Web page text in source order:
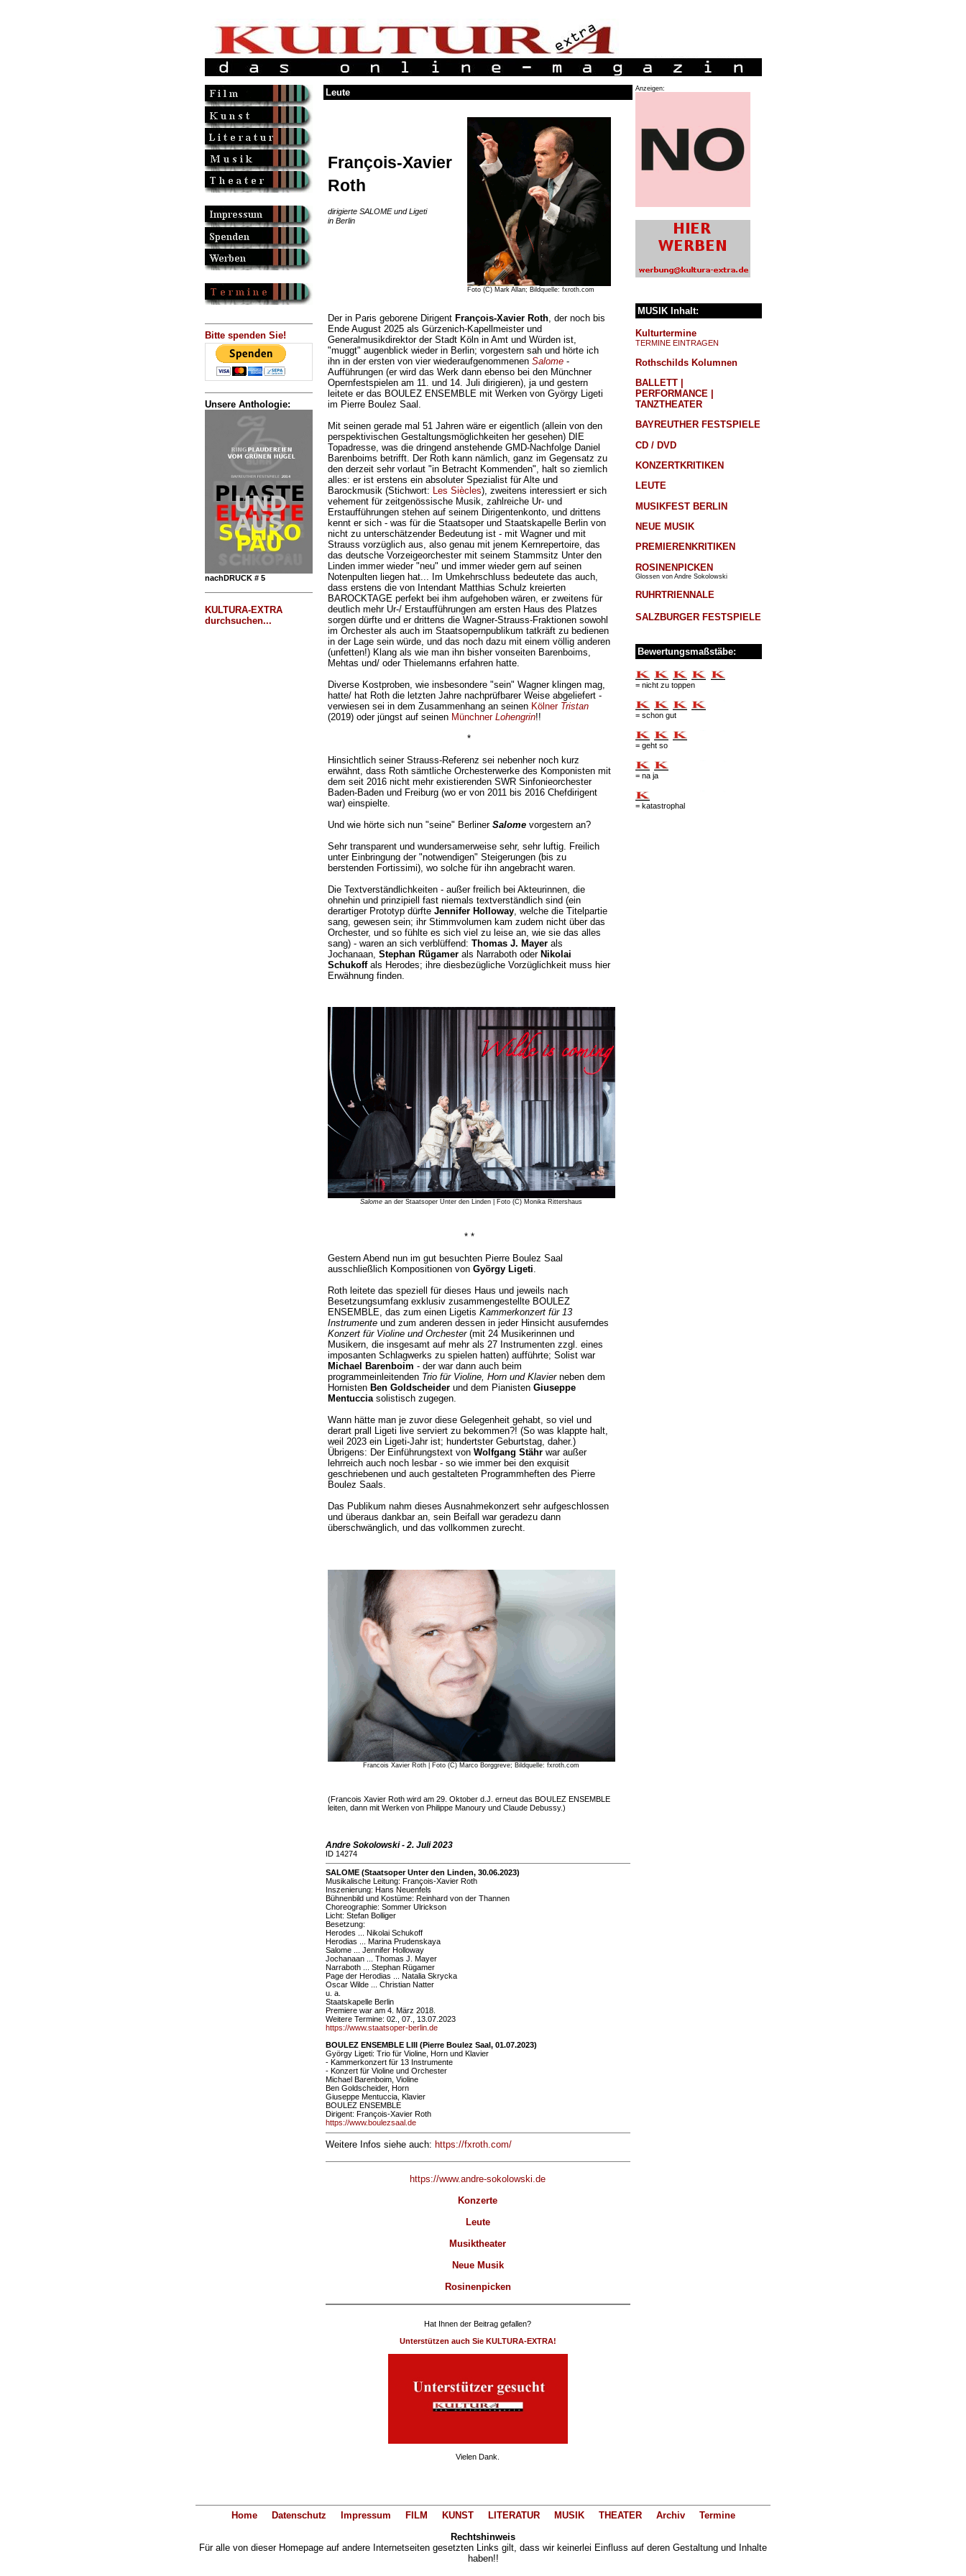
Bitte spenden Sie!
Unsere Anthologie:
nachDRUCK # 5
KULTURA-EXTRA
durchsuchen...
Leute
François-Xavier
Roth
dirigierte SALOME und Ligeti
in Berlin
Foto (C) Mark Allan; Bildquelle: fxroth.com
Der in Paris geborene Dirigent François-Xavier Roth, der noch bis
Ende August 2025 als Gürzenich-Kapellmeister und
Generalmusikdirektor der Stadt Köln in Amt und Würden ist,
"muggt" augenblick wieder in Berlin; vorgestern sah und hörte ich
ihn in der ersten von vier wiederaufgenommenen Salome-
Aufführungen (er wird das Werk dann ebenso bei den Münchner
Opernfestspielen am 11. und 14. Juli dirigieren), ja und gestern
leitete er das BOULEZ ENSEMBLE mit Werken von György Ligeti
im Pierre Boulez Saal.
Mit seinen gerade mal 51 Jahren wäre er eigentlich (allein von den
perspektivischen Gestaltungsmöglichkeiten her gesehen) DIE
Topadresse, was die dringend anstehende GMD-Nachfolge Daniel
Barenboims betrifft. Der Roth kann nämlich, ganz im Gegensatz zu
den derzeit sehr vorlaut "in Betracht Kommenden", halt so ziemlich
alles: er ist erstens ein absoluter Spezialist für Alte und
Barockmusik (Stichwort: Les Siècles), zweitens interessiert er sich
vehement für zeitgenössische Musik, zahlreiche Ur- und
Erstaufführungen stehen auf seinem Dirigentenkonto, und drittens
kennt er sich - was für die Staatsoper und Staatskapelle Berlin von
nicht zu unterschätzender Bedeutung ist - mit Wagner und mit
Strauss vorzüglich aus, also genau mit jenem Kernrepertoire, das
das deutsche Vorzeigeorchester mit seinem Stammsitz Unter den
Linden immer wieder "neu" und immer wieder gern auf seinen
Notenpulten liegen hat... Im Umkehrschluss bedeutete das auch,
dass erstens die von Intendant Matthias Schulz kreierten
BAROCKTAGE perfekt bei ihm aufgehoben wären, er zweitens für
deutlich mehr Ur-/ Erstaufführungen am ersten Haus des Platzes
sorgen dürfte und er drittens die Wagner-Strauss-Fraktionen sowohl
im Orchester als auch im Staatsopernpublikum tatkräft zu bedienen
in der Lage sein würde, und das noch dazu mit einem völlig anderen
(unfetten!) Klang als wie man ihn bisher vonseiten Barenboims,
Mehtas und/ oder Thielemanns erfahren hatte.
Diverse Kostproben, wie insbesondere "sein" Wagner klingen mag,
hatte/ hat Roth die letzten Jahre nachprüfbarer Weise abgeliefert -
verwiesen sei in dem Zusammenhang an seinen Kölner Tristan
(2019) oder jüngst auf seinen Münchner Lohengrin!!
*
Hinsichtlich seiner Strauss-Referenz sei nebenher noch kurz
erwähnt, dass Roth sämtliche Orchesterwerke des Komponisten mit
dem seit 2016 nicht mehr existierenden SWR Sinfonieorchester
Baden-Baden und Freiburg (wo er von 2011 bis 2016 Chefdirigent
war) einspielte.
Und wie hörte sich nun "seine" Berliner Salomevorgestern an?
Sehr transparent und wundersamerweise sehr, sehr luftig. Freilich
unter Einbringung der "notwendigen" Steigerungen (bis zu
berstenden Fortissimi), wo solche für ihn angebracht waren.
Die Textverständlichkeiten - außer freilich bei Akteurinnen, die
ohnehin und prinzipiell fast niemals textverständlich sind (ein
derartiger Prototyp dürfte Jennifer Holloway, welche die Titelpartie
sang, gewesen sein; ihr Stimmvolumen kam zudem nicht über das
Orchester, und so fühlte es sich viel zu leise an, wie sie das alles
sang) - waren an sich verblüffend: Thomas J. Mayerals
Jochanaan, Stephan Rügamerals Narraboth oder Nikolai
Schukoffals Herodes; ihre diesbezügliche Vorzüglichkeit muss hier
Erwähnung finden.
Salome an der Staatsoper Unter den Linden | Foto (C) Monika Rittershaus
* *
Gestern Abend nun im gut besuchten Pierre Boulez Saal
ausschließlich Kompositionen von György Ligeti.
Roth leitete das speziell für dieses Haus und jeweils nach
Besetzungsumfang exklusiv zusammengestellte BOULEZ
ENSEMBLE, das zum einen Ligetis Kammerkonzert für 13
Instrumenteund zum anderen dessen in jeder Hinsicht ausuferndes
Konzert für Violine und Orchester(mit 24 Musikerinnen und
Musikern, die insgesamt auf mehr als 27 Instrumenten zzgl. eines
imposanten Schlagwerks zu spielen hatten) aufführte; Solist war
Michael Barenboim - der war dann auch beim
programmeinleitenden Trio für Violine, Horn und Klavierneben dem
Hornisten Ben Goldscheiderund dem Pianisten Giuseppe
Mentucciasolistisch zugegen.
Wann hätte man je zuvor diese Gelegenheit gehabt, so viel und
derart prall Ligeti live serviert zu bekommen?! (So was klappte halt,
weil 2023 ein Ligeti-Jahr ist; hundertster Geburtstag, daher.)
Übrigens: Der Einführungstext von Wolfgang Stährwar außer
lehrreich auch noch lesbar - so wie immer bei den exquisit
geschriebenen und auch gestalteten Programmheften des Pierre
Boulez Saals.
Das Publikum nahm dieses Ausnahmekonzert sehr aufgeschlossen
und überaus dankbar an, sein Beifall war geradezu dann
überschwänglich, und das vollkommen zurecht.
Francois Xavier Roth | Foto (C) Marco Borggreve; Bildquelle: fxroth.com
(Francois Xavier Roth wird am 29. Oktober d.J. erneut das BOULEZ ENSEMBLE
leiten, dann mit Werken von Philippe Manoury und Claude Debussy.)
Andre Sokolowski - 2. Juli 2023
ID 14274
SALOME (Staatsoper Unter den Linden, 30.06.2023)
Musikalische Leitung: François-Xavier Roth
Inszenierung: Hans Neuenfels
Bühnenbild und Kostüme: Reinhard von der Thannen
Choreographie: Sommer Ulrickson
Licht: Stefan Bolliger
Besetzung:
Herodes ... Nikolai Schukoff
Herodias ... Marina Prudenskaya
Salome ... Jennifer Holloway
Jochanaan ... Thomas J. Mayer
Narraboth ... Stephan Rügamer
Page der Herodias ... Natalia Skrycka
Oscar Wilde ... Christian Natter
u. a.
Staatskapelle Berlin
Premiere war am 4. März 2018.
Weitere Termine: 02., 07., 13.07.2023
https://www.staatsoper-berlin.de
BOULEZ ENSEMBLE LIII (Pierre Boulez Saal, 01.07.2023)
György Ligeti: Trio für Violine, Horn und Klavier
- Kammerkonzert für 13 Instrumente
- Konzert für Violine und Orchester
Michael Barenboim, Violine
Ben Goldscheider, Horn
Giuseppe Mentuccia, Klavier
BOULEZ ENSEMBLE
Dirigent: François-Xavier Roth
https://www.boulezsaal.de
Weitere Infos siehe auch: https://fxroth.com/
https://www.andre-sokolowski.de
Konzerte
Leute
Musiktheater
Neue Musik
Rosinenpicken
Hat Ihnen der Beitrag gefallen?
Unterstützen auch Sie KULTURA-EXTRA!
Vielen Dank.
Anzeigen:
MUSIK Inhalt:
Kulturtermine
TERMINE EINTRAGEN
Rothschilds Kolumnen
BALLETT |
PERFORMANCE |
TANZTHEATER
BAYREUTHER FESTSPIELE
CD / DVD
KONZERTKRITIKEN
LEUTE
MUSIKFEST BERLIN
NEUE MUSIK
PREMIERENKRITIKEN
ROSINENPICKEN
Glossen von Andre Sokolowski
RUHRTRIENNALE
SALZBURGER FESTSPIELE
Bewertungsmaßstäbe:
= nicht zu toppen
= schon gut
= geht so
= na ja
= katastrophal
Home Datenschutz Impressum FILM KUNST LITERATUR MUSIK THEATER Archiv
Termine
Rechtshinweis
Für alle von dieser Homepage auf andere Internetseiten gesetzten Links gilt, dass wir keinerlei Einfluss auf deren Gestaltung und Inhalte
haben!!